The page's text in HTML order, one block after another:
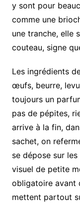
y sont pour
comme une
une tranche, elle
couteau, signe
Les ingrédients
œufs, beurre,
toujours un
pas de pépites,
arrive à la fin,
sachet, on
se dépose sur
visuel de petite
obligatoire avant
mettent partout